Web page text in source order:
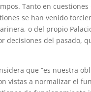
Tanto en
se han venido
o del propio
decisiones del pasado,
que “es nuestra
vistas a normalizar el